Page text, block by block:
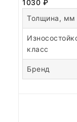
1030 ₽
Толщина, мм
класс
Бренд